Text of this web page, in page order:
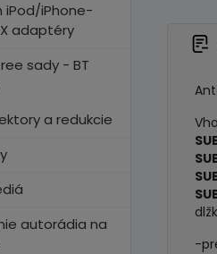
iPod/iPhone-
adaptéry
sady - BT
a redukcie
autorádia na
-